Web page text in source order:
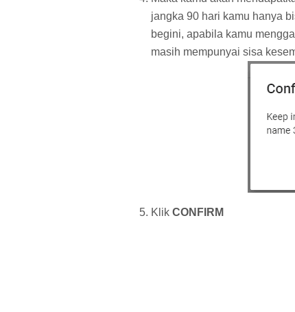
jangka 90 hari kamu hanya
begini, apabila kamu
masih mempunyai sisa
Klik CONFIRM